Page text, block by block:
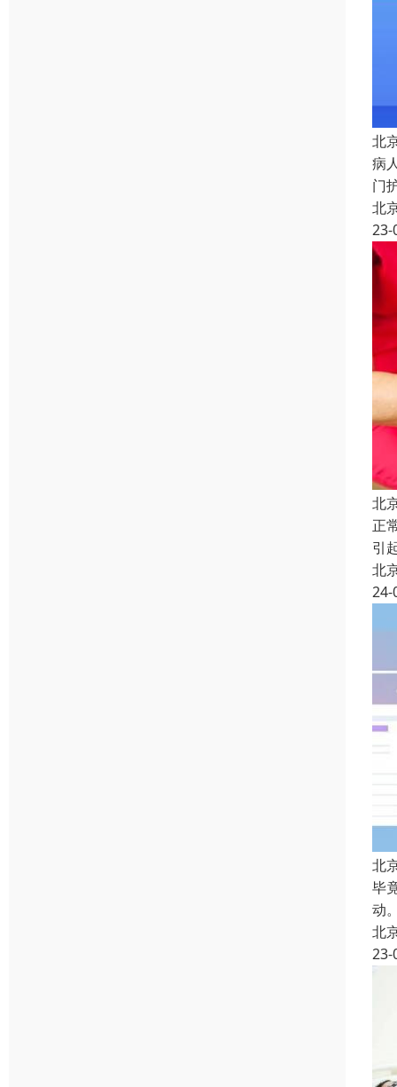
北
病
门
北
23-
北
正
引
北
24-
北
毕
动
北
23-